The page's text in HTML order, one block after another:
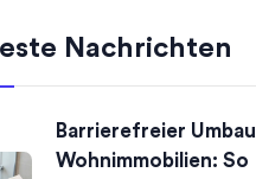
Nachrichten
Barrierefreier
Wohnimmobilien: So